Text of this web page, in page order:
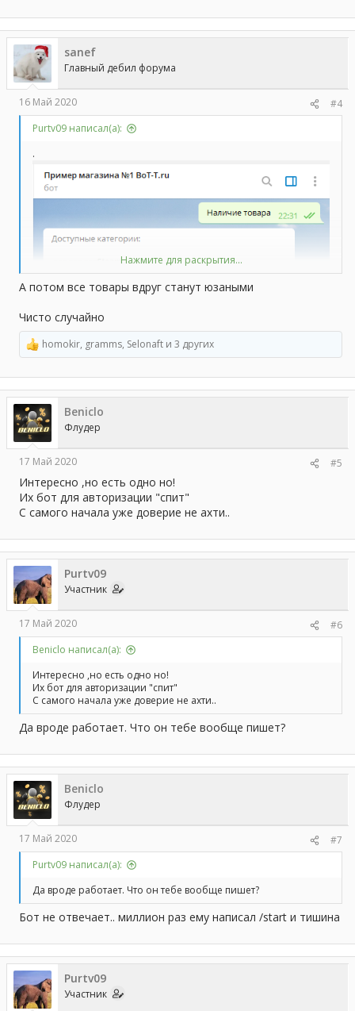
sanef
Главный дебил форума
16 Май 2020
#4
Purtv09 написал(а):
.
Нашел сервис по созданию магазинов в телеграм. В
принципе там, вроде, все просто.
1) Получил токен
2) Ввел его у них на сайте
3) Магазин сразу заработал.
Никаких денег они не берут.
Нажмите для раскрытия...
А потом все товары вдруг станут юзаными
Чисто случайно
Р
е
а
к
ц
и
и
homokir, gramms, Selonaft и 3 других
Beniclo
Флудер
17 Май 2020 #5
Интересно ,но есть одно но!
Их бот для авторизации "спит"
С самого начала уже доверие не ахти..
Purtv09
Участник
17 Май 2020
#6
Beniclo написал(а):
Интересно ,но есть одно но!
Их бот для авторизации "спит"
С самого начала уже доверие не ахти..
Да вроде работает. Что он тебе вообще пишет?
Beniclo
Флудер
17 Май 2020
#7
Purtv09 написал(а):
Да вроде работает. Что он тебе вообще пишет?
Бот не отвечает.. миллион раз ему написал /start и тишина
Purtv09
Участник